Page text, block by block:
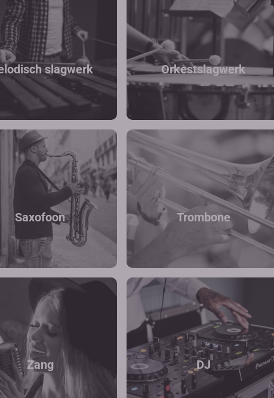
slagwerk Orkestslagwerk
Saxofoon Trombone
Zang DJ